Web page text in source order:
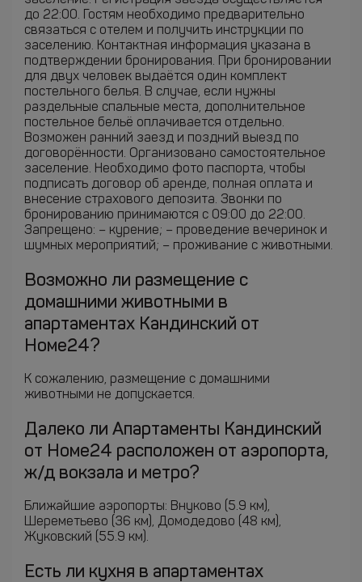
до 22:00. Гостям необходимо предварительно
связаться с отелем и получить инструкции по
заселению. Контактная информация указана в
подтверждении бронирования. При бронировании
для двух человек выдаётся один комплект
постельного белья. В случае, если нужны
раздельные спальные места, дополнительное
постельное бельё оплачивается отдельно.
Возможен ранний заезд и поздний выезд по
договорённости. Организовано самостоятельное
заселение. Необходимо фото паспорта, чтобы
подписать договор об аренде, полная оплата и
внесение страхового депозита. Звонки по
бронированию принимаются с 09:00 до 22:00.
Запрещено: – курение; – проведение вечеринок и
шумных мероприятий; – проживание с животными.
Возможно ли размещение с
домашними животными в
апартаментах Кандинский от
Номе24?
К сожалению, размещение с домашними
животными не допускается.
Далеко ли Апартаменты Кандинский
от Номе24 расположен от аэропорта,
ж/д вокзала и метро?
Ближайшие аэропорты: Внуково (5.9 км),
Шереметьево (36 км), Домодедово (48 км),
Жуковский (55.9 км).
Есть ли кухня в апартаментах